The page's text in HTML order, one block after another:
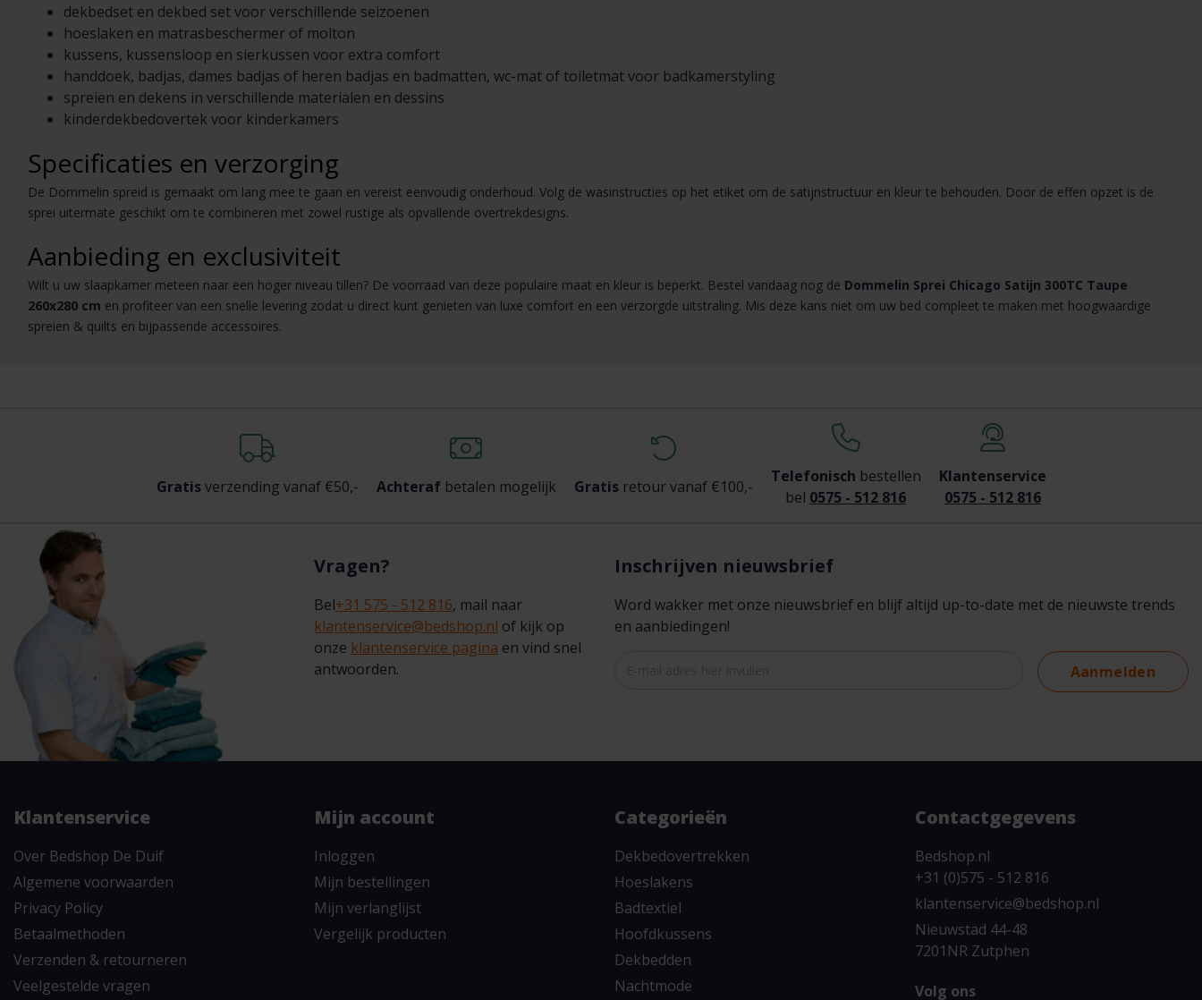
dekbedset en dekbed set voor verschillende seizoenen
hoeslaken en matrasbeschermer of molton
kussens, kussensloop en sierkussen voor extra comfort
handdoek, badjas, dames badjas of heren badjas en badmatten, wc-mat of toiletmat voor badkamerstyling
spreien en dekens in verschillende materialen en dessins
kinderdekbedovertek voor kinderkamers
Specificaties en verzorging
De Dommelin spreid is gemaakt om lang mee te gaan en vereist eenvoudig onderhoud. Volg de wasinstructies op het etiket om de satijnstructuur en kleur te behouden. Door de effen opzet is de
sprei uitermate geschikt om te combineren met zowel rustige als opvallende overtrekdesigns.
Aanbieding en exclusiviteit
Wilt u uw slaapkamer meteen naar een hoger niveau tillen? De voorraad van deze populaire maat en kleur is beperkt. Bestel vandaag nog de Dommelin Sprei Chicago Satijn 300TC Taupe
260x280 cm en profiteer van een snelle levering zodat u direct kunt genieten van luxe comfort en een verzorgde uitstraling. Mis deze kans niet om uw bed compleet te maken met hoogwaardige
spreien & quilts en bijpassende accessoires.
Gratisverzending vanaf €50,- Achterafbetalen mogelijk Gratisretour vanaf €100,-
Telefonisch bestellen
bel 0575 - 512 816
Klantenservice
0575 - 512 816
Vragen?
Bel+31 575 - 512 816, mail naar
klantenservice@bedshop.nl of kijk op
onze klantenservice pagina en vind snel
antwoorden.
Inschrijven nieuwsbrief
Word wakker met onze nieuwsbrief en blijf altijd up-to-date met de nieuwste trends
en aanbiedingen!
Aanmelden
Klantenservice
Over Bedshop De Duif
Algemene voorwaarden
Privacy Policy
Betaalmethoden
Verzenden & retourneren
Veelgestelde vragen
Mijn account
Inloggen
Mijn bestellingen
Mijn verlanglijst
Vergelijk producten
Categorieën
Dekbedovertrekken
Hoeslakens
Badtextiel
Hoofdkussens
Dekbedden
Nachtmode
Contactgegevens
Bedshop.nl
+31 (0)575 - 512 816
klantenservice@bedshop.nl
Nieuwstad 44-48
7201NR Zutphen
Volg ons